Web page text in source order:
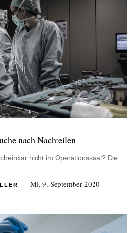
nach Nachteilen
nicht im Operationssaal? Die
| Mi, 9. September 2020